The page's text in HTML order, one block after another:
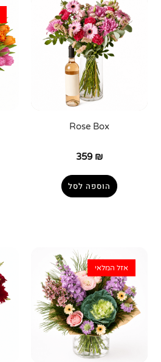
Rose Box
359 ₪
הוספה לסל
אזל המלאי